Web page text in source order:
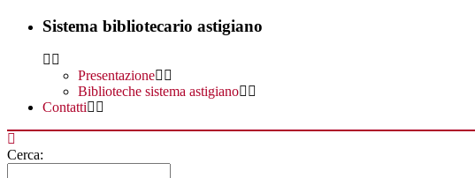
Sistema bibliotecario astigiano
Presentazione
Biblioteche sistema astigiano
Contatti
Cerca: